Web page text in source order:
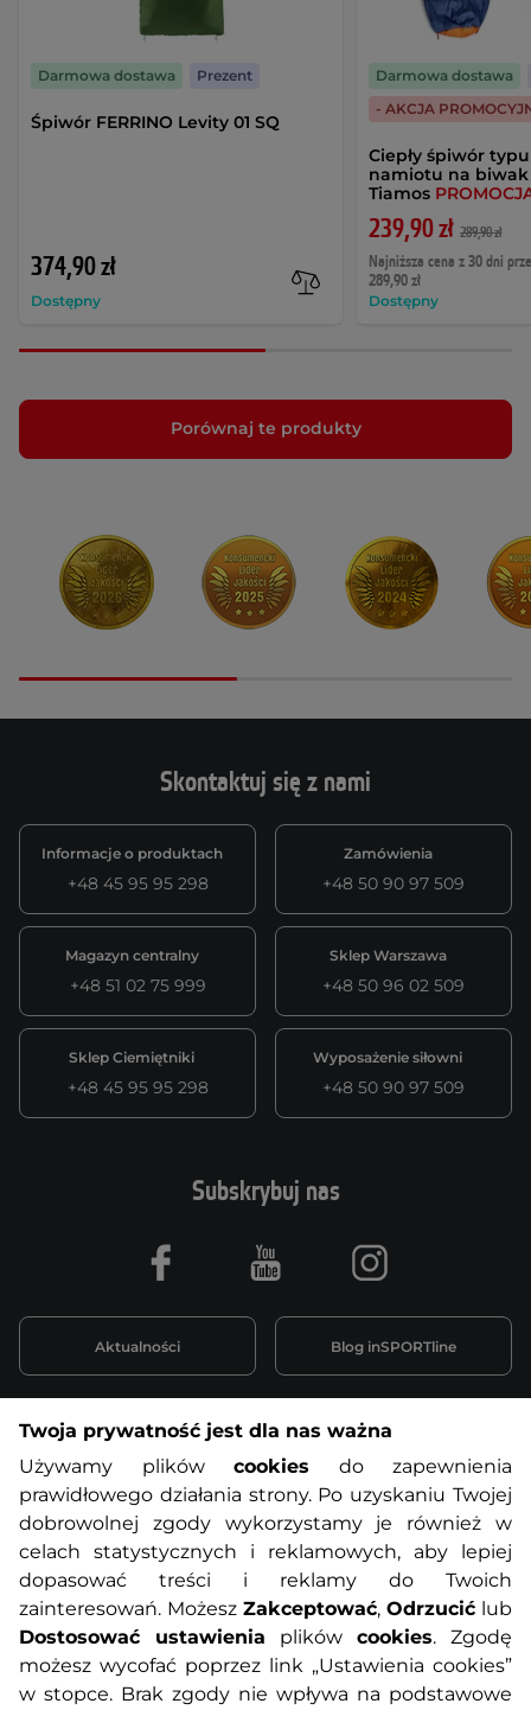
Śpiwór FERRINO Levity 01 SQ
374,90 zł
Dostępny
Darmowa dostawa Prezent
Ciepły śpiwór
namiotu na biwak
Tiamos
239,90 zł 289,90 zł
Najniższa cena z 30 dni
289,90 zł
Dostępny
Darmowa dostawa
- AKCJA
Porównaj te produkty
Skontaktuj się z nami
Informacje o produktach
+48 45 95 95 298
Zamówienia
+48 50 90 97 509
Magazyn centralny
+48 51 02 75 999
Sklep Warszawa
+48 50 96 02 509
Sklep Ciemiętniki
+48 45 95 95 298
Wyposażenie siłowni
+48 50 90 97 509
Informacje o zakupach
O nas Regulamin sklepu
Polityka prywatności Koszty przesyłek
Metody płatności Program lojalnościowy
Subskrybuj nas
Aktualności Blog inSPORTline
Facebook Youtube Instagram
Twoja prywatność jest dla nas ważna
Używamy plików cookies do zapewnienia
prawidłowego działania strony. Po uzyskaniu Twojej
dobrowolnej zgody wykorzystamy je również w
celach statystycznych i reklamowych, aby lepiej
dopasować treści i reklamy do Twoich
zainteresowań. Możesz Zakceptować, Odrzucić lub
Dostosować ustawienia plików cookies. Zgodę
możesz wycofać poprzez link „Ustawienia cookies”
w stopce. Brak zgody nie wpływa na podstawowe